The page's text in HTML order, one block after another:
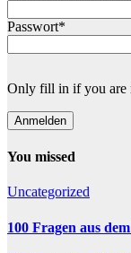
Passwort*
Only fill in if you are
You missed
Uncategorized
100 Fragen aus